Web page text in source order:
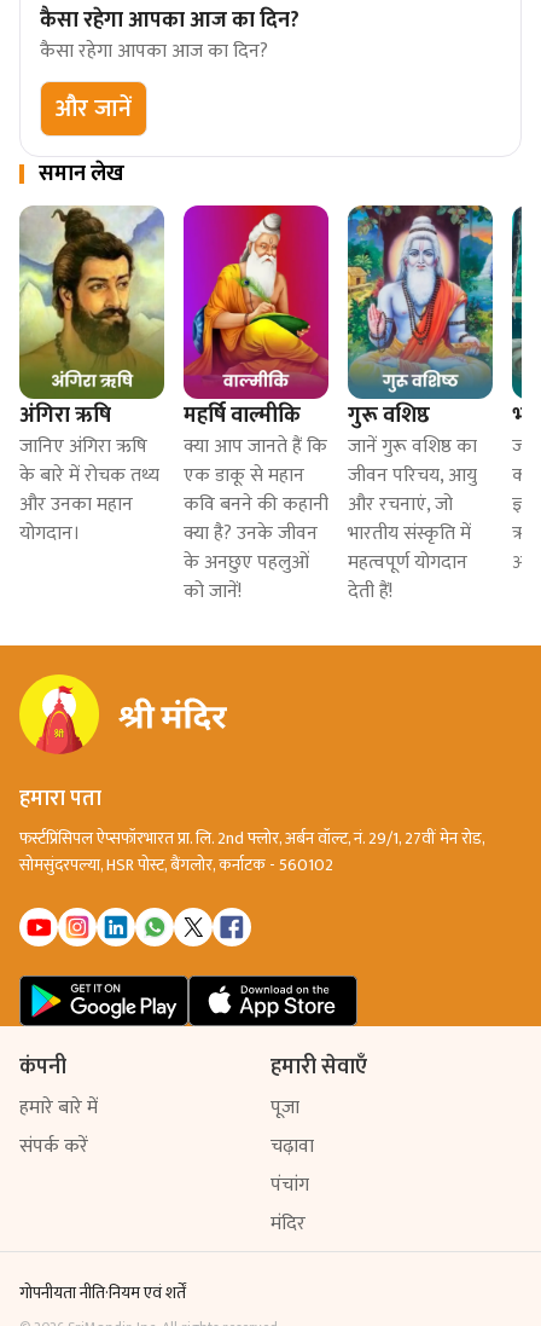
कैसा रहेगा आपका आज का दिन?
कैसा रहेगा आपका आज का दिन?
और जानें
समान लेख
अंगिरा ऋषि
जानिए अंगिरा ऋषि
के बारे में रोचक तथ्य
और उनका महान
योगदान।
महर्षि वाल्मीकि
क्या आप जानते हैं कि
एक डाकू से महान
कवि बनने की कहानी
क्या है? उनके जीवन
के अनछुए पहलुओं
को जानें!
गुरू वशिष्ठ
जानें गुरू वशिष्ठ का
जीवन परिचय, आयु
और रचनाएं, जो
भारतीय संस्कृति में
महत्वपूर्ण योगदान
देती हैं!
का
आज
हमारा पता
फर्स्टप्रिंसिपल ऐप्सफॉरभारत प्रा. लि. 2nd फ्लोर, अर्बन वॉल्ट, नं. 29/1, 27वीं मेन रोड,
सोमसुंदरपल्या, HSR पोस्ट, बैंगलोर, कर्नाटक - 560102
कंपनी
हमारे बारे में
संपर्क करें
हमारी सेवाएँ
पूजा
चढ़ावा
पंचांग
मंदिर
गोपनीयता नीति·नियम एवं शर्तें